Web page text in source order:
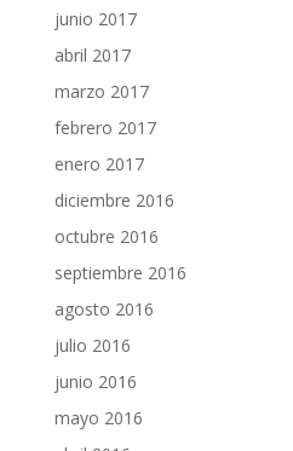
junio 2017
abril 2017
marzo 2017
febrero 2017
enero 2017
diciembre 2016
octubre 2016
septiembre 2016
agosto 2016
julio 2016
junio 2016
mayo 2016